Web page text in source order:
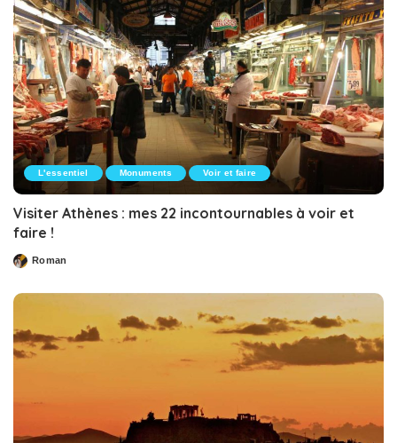
L'essentiel Monuments Voir et faire
Visiter Athènes : mes 22 incontournables à voir et
faire !
PostedRoman